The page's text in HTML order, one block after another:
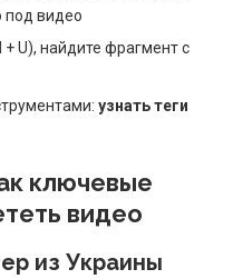
под видео
U), найдите фрагмент с
узнать теги
ключевые
видео
из Украины